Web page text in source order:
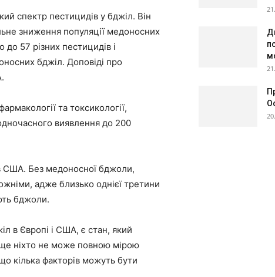
спектр пестицидів у бджіл. Він
зниження популяції медоносних
57 різних пестицидів і
бджіл. Доповіді про
та токсикології,
виявлення до 200
в США. Без медоносної бджоли,
адже близько однієї третини
бджоли.
в Європі і США, є стан, який
ніхто не може повною мірою
кілька факторів можуть бути